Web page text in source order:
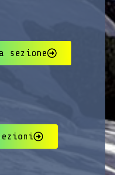
sezione